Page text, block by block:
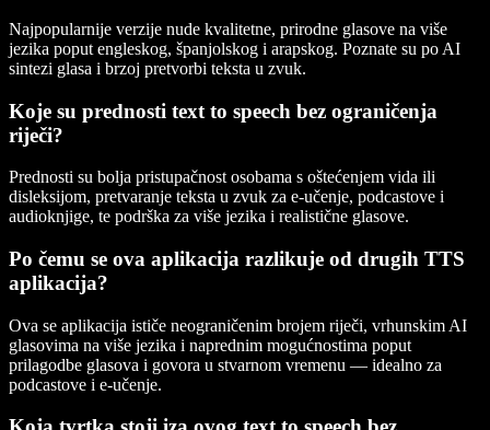
Najpopularnije verzije nude kvalitetne, prirodne glasove na više
jezika poput engleskog, španjolskog i arapskog. Poznate su po AI
sintezi glasa i brzoj pretvorbi teksta u zvuk.
Koje su prednosti text to speech bez ograničenja
riječi?
Prednosti su bolja pristupačnost osobama s oštećenjem vida ili
disleksijom, pretvaranje teksta u zvuk za e-učenje, podcastove i
audioknjige, te podrška za više jezika i realistične glasove.
Po čemu se ova aplikacija razlikuje od drugih TTS
aplikacija?
Ova se aplikacija ističe neograničenim brojem riječi, vrhunskim AI
glasovima na više jezika i naprednim mogućnostima poput
prilagodbe glasova i govora u stvarnom vremenu — idealno za
podcastove i e-učenje.